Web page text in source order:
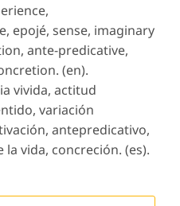
epojé, sense, imaginary
ante-predicative,
(en).
vivida, actitud
variación
antepredicativo,
vida, concreción. (es).